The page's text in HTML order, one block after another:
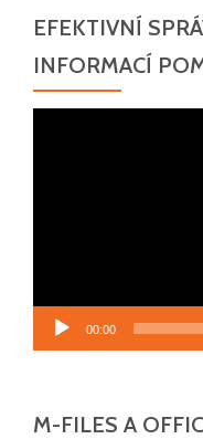
EFEKTIVNÍ
INFORMACÍ
00:00
M-FILES A